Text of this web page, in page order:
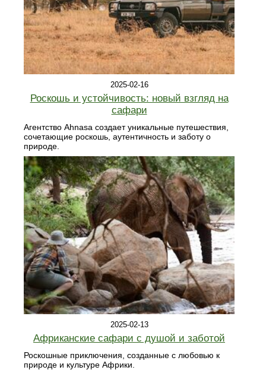
2025-02-16
Роскошь и устойчивость: новый взгляд на
сафари
Агентство Ahnasa создает уникальные путешествия,
сочетающие роскошь, аутентичность и заботу о
природе.
2025-02-13
Африканские сафари с душой и заботой
Роскошные приключения, созданные с любовью к
природе и культуре Африки.